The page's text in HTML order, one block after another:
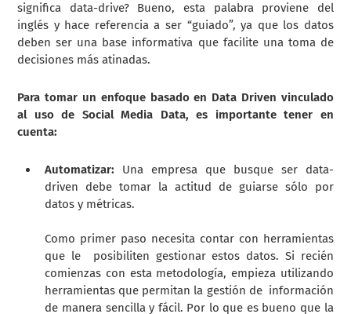
significa data-drive? Bueno, esta palabra proviene del
inglés y hace referencia a ser “guiado”, ya que los datos
deben ser una base informativa que facilite una toma de
decisiones más atinadas.
Para tomar un enfoque basado en Data Driven vinculado
al uso de Social Media Data, es importante tener en
cuenta:
Automatizar: Una empresa que busque ser data-
driven debe tomar la actitud de guiarse sólo por
datos y métricas.
Como primer paso necesita contar con herramientas
que le posibiliten gestionar estos datos. Si recién
comienzas con esta metodología, empieza utilizando
herramientas que permitan la gestión de información
de manera sencilla y fácil. Por lo que es bueno que la